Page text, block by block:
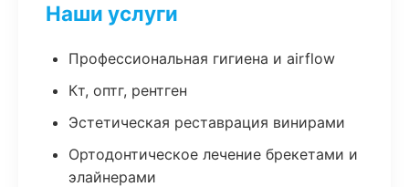
Наши услуги
Профессиональная гигиена и airflow
Кт, оптг, рентген
Эстетическая реставрация винирами
Ортодонтическое лечение брекетами и
элайнерами